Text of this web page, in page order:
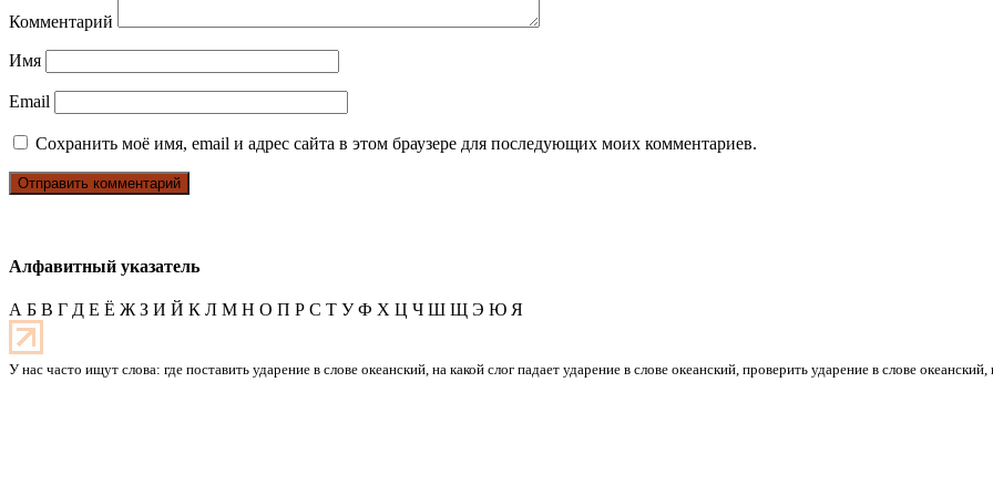
Комментарий
Имя
Email
Сохранить моё имя, email и адрес сайта в этом браузере для последующих моих комментариев.
Алфавитный указатель
А Б В Г Д Е Ё Ж З И Й К Л М Н О П Р С Т У Ф Х Ц Ч Ш Щ Э Ю Я
У нас часто ищут слова: где поставить ударение в слове океанский, на какой слог падает ударение в слове океанский, проверить ударение в слове